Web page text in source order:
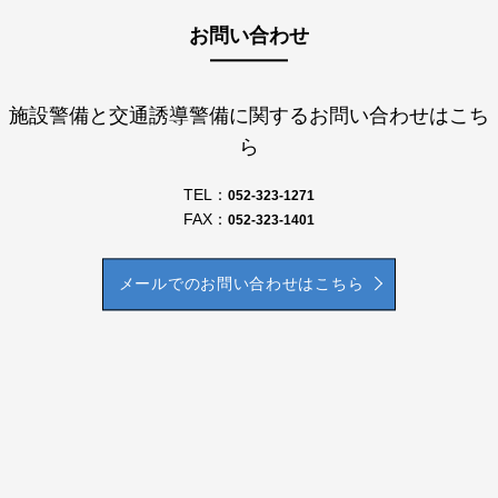
お問い合わせ
施設警備と交通誘導警備に関するお問い合わせはこち
ら
TEL： 052-323-1271
FAX： 052-323-1401
メールでのお問い合わせはこちら